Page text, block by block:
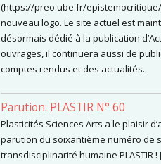
(https://preo.ube.fr/
nouveau logo. Le site actuel est
désormais dédié à la publication
ouvrages, il continuera aussi de
comptes rendus et des actualités.
Parution: PLASTIR N° 60
Plasticités Sciences Arts a le plaisir
parution du soixantième numéro de
transdisciplinarité humaine PLASTIR